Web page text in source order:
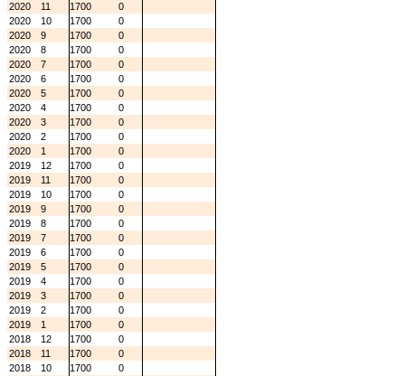
2020
11 1700
0
2020
10 1700
0
2020
9 1700
0
2020
8 1700
0
2020
7 1700
0
2020
6 1700
0
2020
5 1700
0
2020
4 1700
0
2020
3 1700
0
2020
2 1700
0
2020
1 1700
0
2019
12 1700
0
2019
11 1700
0
2019
10 1700
0
2019
9 1700
0
2019
8 1700
0
2019
7 1700
0
2019
6 1700
0
2019
5 1700
0
2019
4 1700
0
2019
3 1700
0
2019
2 1700
0
2019
1 1700
0
2018
12 1700
0
2018
11 1700
0
2018
10 1700
0